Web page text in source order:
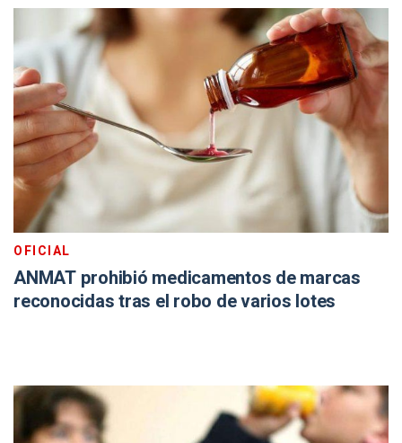
OFICIAL
ANMAT prohibió medicamentos de marcas
reconocidas tras el robo de varios lotes